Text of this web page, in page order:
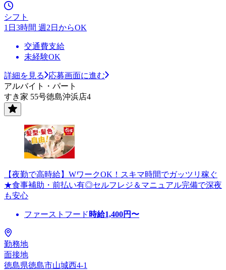
シフト
1日3時間 週2日からOK
交通費支給
未経験OK
詳細を見る
応募画面に進む
アルバイト・パート
すき家 55号徳島沖浜店4
【夜勤で高時給】WワークOK！スキマ時間でガッツリ稼ぐ
★食事補助・前払い有◎セルフレジ＆マニュアル完備で深夜
も安心
ファーストフード 時給1,400円〜
勤務地
面接地
徳島県徳島市山城西4-1